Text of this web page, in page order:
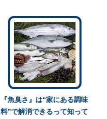
『魚臭さ』は“家にある調味
料”で解消できるって知って